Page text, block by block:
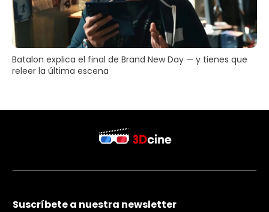
Batalon explica el final de Brand New Day — y tienes que
releer la última escena
Suscríbete a nuestra newsletter